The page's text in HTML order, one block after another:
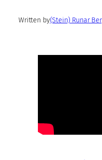
Written by(Stein) Runar